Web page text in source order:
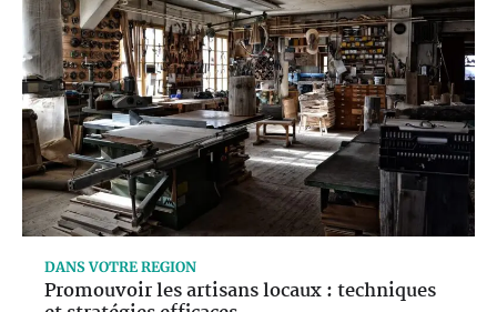
DANS VOTRE REGION
Promouvoir les artisans locaux : techniques